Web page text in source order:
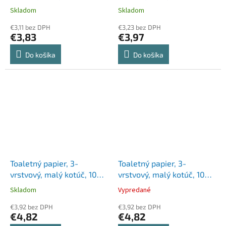
kotúčov, PUFINA "Eco",
Skladom
€3,11 bez DPH
€3,83
Do košíka
kotúčový, OOOPS
Skladom
€3,23 bez DPH
€3,97
Do košíka
Toaletný papier, 3-
vrstvový, malý kotúč, 10
kotúčov, PUFINA
harmančeka
Skladom
€3,92 bez DPH
€4,82
Toaletný papier, 3-
vrstvový, malý kotúč, 10
kotúčov, PUFINA "Sensitive
Aquabond", bez vône
Vypredané
€3,92 bez DPH
€4,82